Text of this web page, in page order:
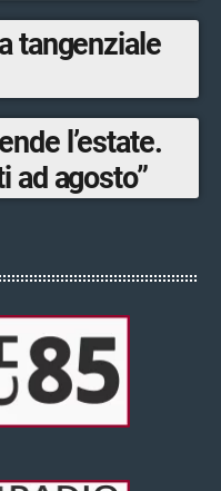
tangenziale
l’estate.
ad agosto”